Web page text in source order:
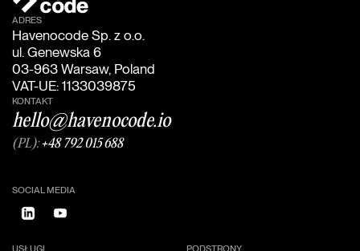
ADRES
Havenocode Sp. z o.o.
ul. Genewska 6
03-963 Warsaw, Poland
VAT-UE: 1133039875
KONTAKT
hello@havenocode.io
(PL):+48 792 015 688
SOCIAL MEDIA